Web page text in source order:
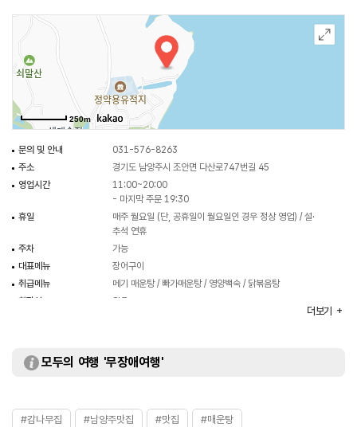
250m
문의 및 안내
031-576-8263
주소
경기도 남양주시 조안면 다산로747번길 45
영업시간
11:00~20:00
- 마지막 주문 19:30
휴일
매주 월요일 (단, 공휴일이 월요일인 경우 정상 영업) / 설·
추석 연휴
주차
가능
대표메뉴
장어구이
취급메뉴
메기 매운탕 / 빠가매운탕 / 영양백숙 / 닭볶음탕
화장실
있음
더보기
모두의 여행 '무장애여행'
#감나무집 #남양주맛집 #맛집 #매운탕